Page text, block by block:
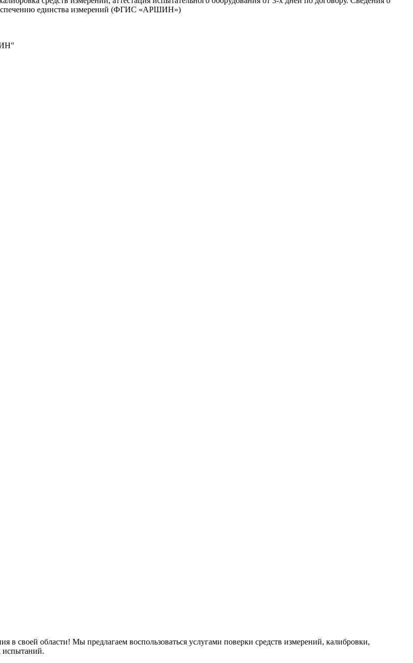
единства измерений (ФГИС «АРШИН»)
своей области! Мы предлагаем воспользоваться услугами поверки средств измерений, калибровки,
испытаний.